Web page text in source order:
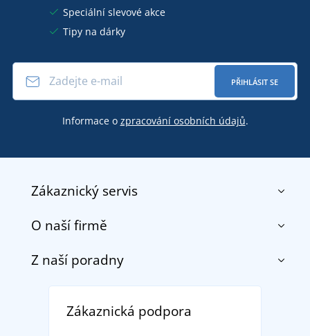
Speciální slevové akce
Tipy na dárky
PŘIHLÁSIT SE
Informace o zpracování osobních údajů.
Zákaznický servis
Kontakt
Doprava a platba
Vrácení zboží a reklamace
Potisk a výšivka
O naší firmě
O nás
DobrýTextil pro firmy a organizace
Z naší poradny
tradicí od roku 1976
Zákaznická podpora